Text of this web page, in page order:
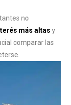
no
más altas y
comparar las